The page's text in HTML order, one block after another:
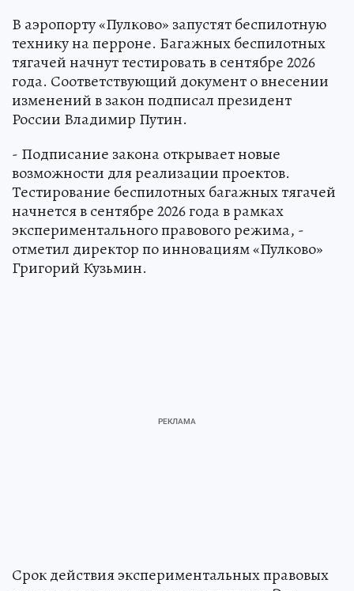
В аэропорту «Пулково» запустят беспилотную
технику на перроне. Багажных беспилотных
тягачей начнут тестировать в сентябре 2026
года. Соответствующий документ о внесении
изменений в закон подписал президент
России Владимир Путин.
- Подписание закона открывает новые
возможности для реализации проектов.
Тестирование беспилотных багажных тягачей
начнется в сентябре 2026 года в рамках
экспериментального правового режима, -
отметил директор по инновациям «Пулково»
Григорий Кузьмин.
Срок действия экспериментальных правовых